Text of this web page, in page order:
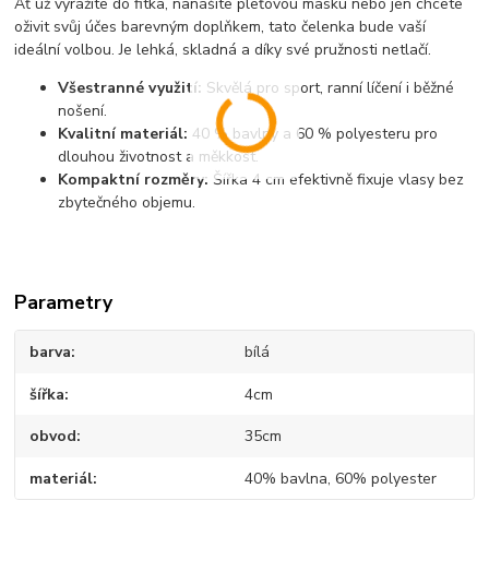
Ať už vyrážíte do fitka, nanášíte pleťovou masku nebo jen chcete
oživit svůj účes barevným doplňkem, tato čelenka bude vaší
ideální volbou. Je lehká, skladná a díky své pružnosti netlačí.
Všestranné využití: Skvělá pro sport, ranní líčení i běžné
nošení.
Kvalitní materiál: 40 % bavlny a 60 % polyesteru pro
dlouhou životnost a měkkost.
Kompaktní rozměry: Šířka 4 cm efektivně fixuje vlasy bez
zbytečného objemu.
Parametry
barva bílá
šířka 4cm
obvod 35cm
materiál 40% bavlna, 60% polyester